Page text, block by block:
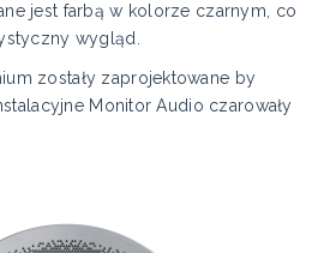
jest farbą w kolorze czarnym, co
wygląd.
zostały zaprojektowane by
Monitor Audio czarowały